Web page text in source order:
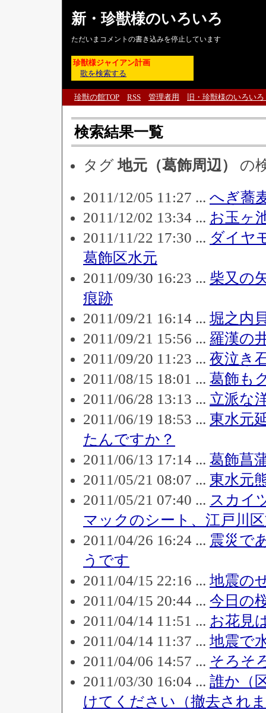
新・珍獣様のいろいろ
ただいまコメントの書き込みを停止しています
珍獣様ジャイアン計画
歌を検索する
珍獣の館TOP RSS 管理者用 旧・珍獣様のいろい
検索結果一覧
タグ地元（葛飾周辺）
の
2011/12/05 11:27 ... へぎ蕎
2011/12/02 13:34 ... お玉ヶ
2011/11/22 17:30 ... ダイヤ
葛飾区水元
2011/09/30 16:23 ... 柴又の
痕跡
2011/09/21 16:14 ... 堀之内
2011/09/21 15:56 ... 羅漢の
2011/09/20 11:23 ... 夜泣き
2011/08/15 18:01 ... 葛飾も
2011/06/28 13:13 ... 立派な
2011/06/19 18:53 ... 東水元
たんですか？
2011/06/13 17:14 ... 葛飾菖
2011/05/21 08:07 ... 東水元
2011/05/21 07:40 ... スカイ
マックのシート、江戸川
2011/04/26 16:24 ... 震災で
うです
2011/04/15 22:16 ... 地震の
2011/04/15 20:44 ... 今日の
2011/04/14 11:51 ... お花見
2011/04/14 11:37 ... 地震で
2011/04/06 14:57 ... そろそ
2011/03/30 16:04 ... 誰か（
けてください（撤去され